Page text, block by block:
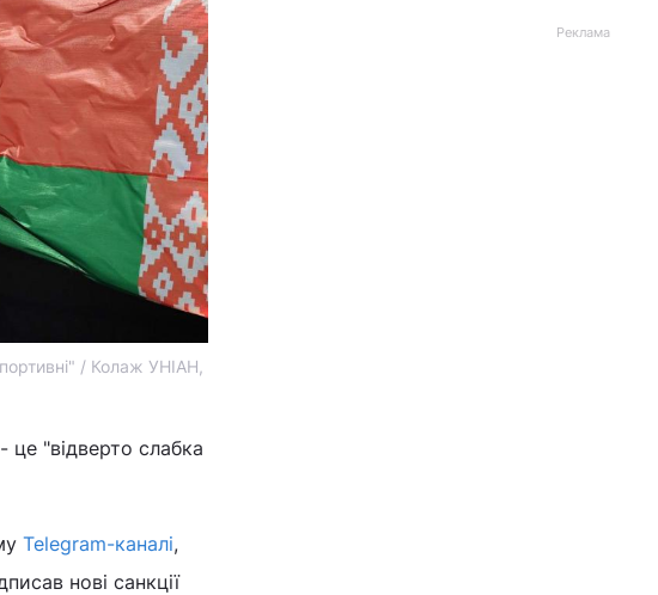
/ Колаж УНІАН,
"відверто слабка
Telegram-каналі,
нові санкції
Реклама